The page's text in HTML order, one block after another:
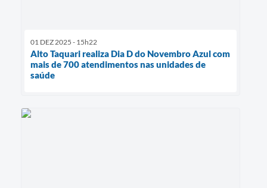
01 DEZ 2025 - 15h22
Alto Taquari realiza Dia D do Novembro Azul com
mais de 700 atendimentos nas unidades de
saúde